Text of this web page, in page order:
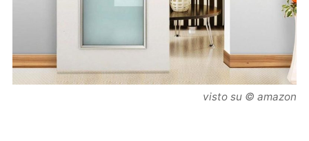
visto su © amazon